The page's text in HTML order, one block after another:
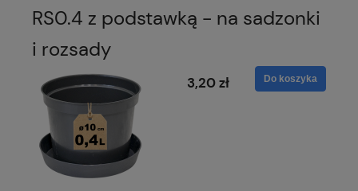
RS0.4 z podstawką - na sadzonki
i rozsady
3,20 zł Do koszyka